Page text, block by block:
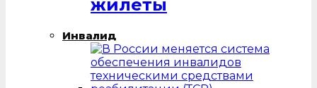
жилеты
Инвалид